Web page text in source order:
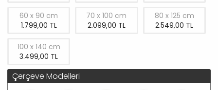
60 x 90 cm
1.799,00 TL
70 x 100 cm
2.099,00 TL
80 x 125 cm
2.549,00 TL
100 x 140 cm
3.499,00 TL
Çerçeve Modelleri